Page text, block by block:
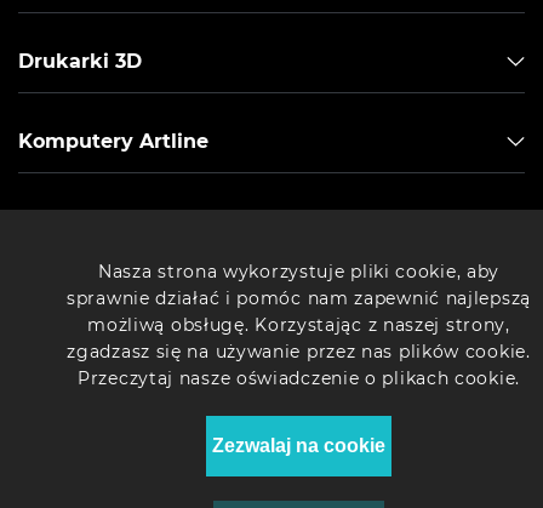
Drukarki 3D
Komputery Artline
Polsce.
Nasza strona wykorzystuje pliki cookie, aby
sprawnie działać i pomóc nam zapewnić najlepszą
możliwą obsługę. Korzystając z naszej strony,
zgadzasz się na używanie przez nas plików cookie.
Przeczytaj nasze oświadczenie o plikach cookie.
Zezwalaj na cookie